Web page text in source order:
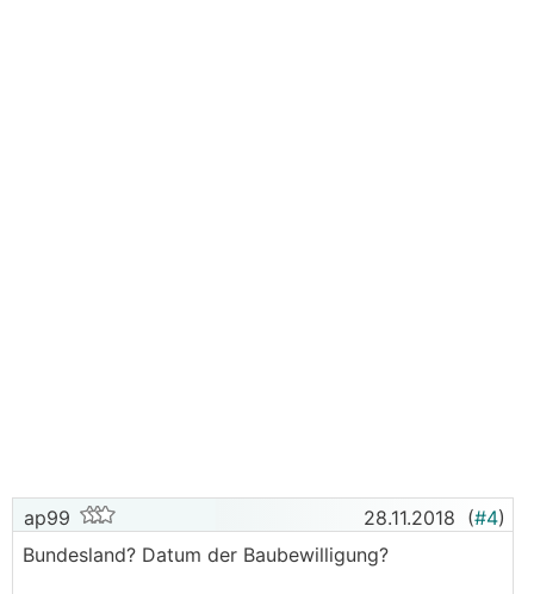
ap99 28.11.2018 (#4)
Bundesland? Datum der Baubewilligung?